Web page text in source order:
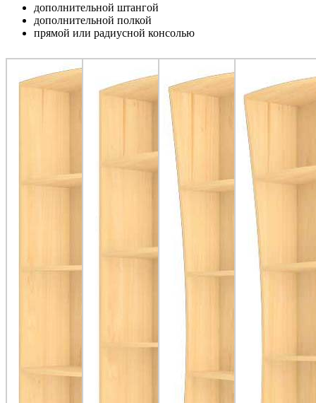
дополнительной штангой
дополнительной полкой
прямой или радиусной консолью